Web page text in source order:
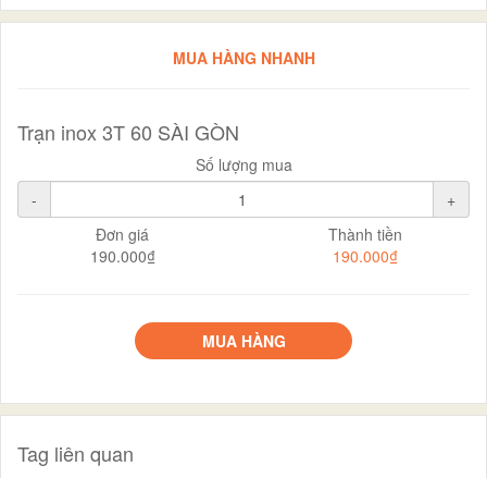
MUA HÀNG NHANH
Trạn inox 3T 60 SÀI GÒN
Số lượng mua
-
+
Đơn giá
190.000₫
Thành tiền
190.000₫
MUA HÀNG
Tag liên quan